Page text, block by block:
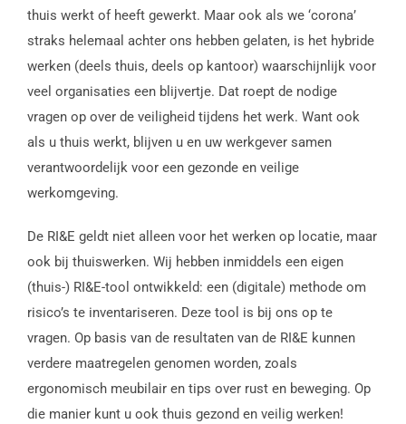
thuis werkt of heeft gewerkt. Maar ook als we ‘corona’
straks helemaal achter ons hebben gelaten, is het hybride
werken (deels thuis, deels op kantoor) waarschijnlijk voor
veel organisaties een blijvertje. Dat roept de nodige
vragen op over de veiligheid tijdens het werk. Want ook
als u thuis werkt, blijven u en uw werkgever samen
verantwoordelijk voor een gezonde en veilige
werkomgeving.
De RI&E geldt niet alleen voor het werken op locatie, maar
ook bij thuiswerken. Wij hebben inmiddels een eigen
(thuis-) RI&E-tool ontwikkeld: een (digitale) methode om
risico’s te inventariseren. Deze tool is bij ons op te
vragen. Op basis van de resultaten van de RI&E kunnen
verdere maatregelen genomen worden, zoals
ergonomisch meubilair en tips over rust en beweging. Op
die manier kunt u ook thuis gezond en veilig werken!